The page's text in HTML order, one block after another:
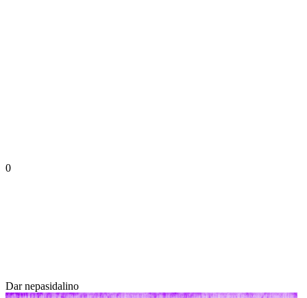
0
Dar nepasidalino